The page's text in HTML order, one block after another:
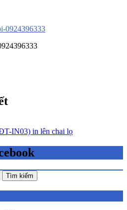
IN03) in lên chai lọ
Tìm kiếm